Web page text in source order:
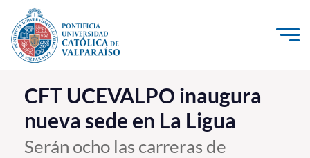
Click acá para ir directamente al contenido
La Universidad
Investigación, Creación e Innovación
PUCV Internacional
CFT UCEVALPO inaugura
nueva sede en La Ligua
Serán ocho las carreras de